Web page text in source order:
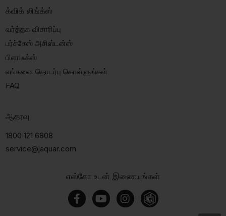
எஸ்கோ உடன் இணையுங்கள்
க்விக் லிங்க்ஸ்
வர்த்தக விசாரிப்பு
பர்ச்சேஸ் அசிஸ்டன்ஸ்
பிளாஃக்ஸ்
எங்களை தொடர்பு கொள்ளுங்கள்
FAQ
ஆதரவு
1800 121 6808
service@jaquar.com